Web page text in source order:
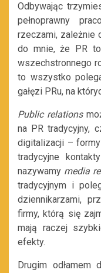
Odbywając
pełnoprawny
rzeczami, zależnie
do mnie, że PR
wszechstronnego
to wszystko
gałęzi PRu, na
Public relations
na PR tradycyjny,
digitalizacji –
tradycyjne
nazywamy media
tradycyjnym i
dziennikarzami,
firmy, którą się
mają raczej
efekty.
Drugim odłamem